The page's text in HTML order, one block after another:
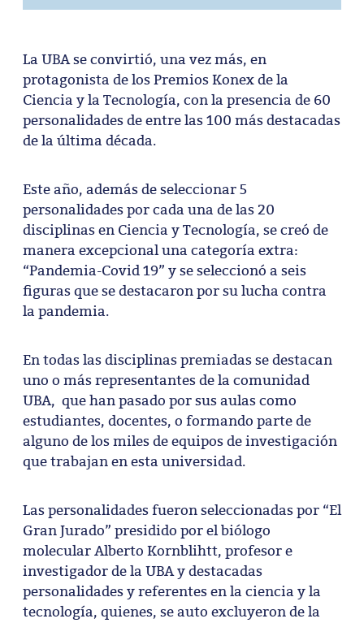
La UBA se convirtió, una vez más, en
protagonista de los Premios Konex de la
Ciencia y la Tecnología, con la presencia de 60
personalidades de entre las 100 más destacadas
de la última década.
Este año, además de seleccionar 5
personalidades por cada una de las 20
disciplinas en Ciencia y Tecnología, se creó de
manera excepcional una categoría extra:
“Pandemia-Covid 19” y se seleccionó a seis
figuras que se destacaron por su lucha contra
la pandemia.
En todas las disciplinas premiadas se destacan
uno o más representantes de la comunidad
UBA, que han pasado por sus aulas como
estudiantes, docentes, o formando parte de
alguno de los miles de equipos de investigación
que trabajan en esta universidad.
Las personalidades fueron seleccionadas por “El
Gran Jurado” presidido por el biólogo
molecular Alberto Kornblihtt, profesor e
investigador de la UBA y destacadas
personalidades y referentes en la ciencia y la
tecnología, quienes, se auto excluyeron de la